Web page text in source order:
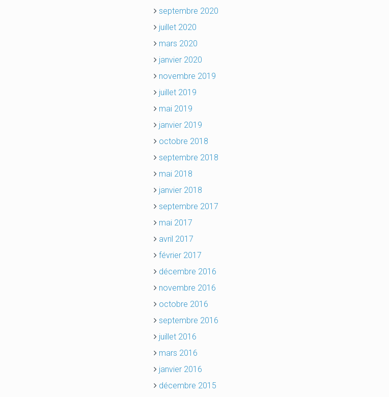
septembre 2020
juillet 2020
mars 2020
janvier 2020
novembre 2019
juillet 2019
mai 2019
janvier 2019
octobre 2018
septembre 2018
mai 2018
janvier 2018
septembre 2017
mai 2017
avril 2017
février 2017
décembre 2016
novembre 2016
octobre 2016
septembre 2016
juillet 2016
mars 2016
janvier 2016
décembre 2015